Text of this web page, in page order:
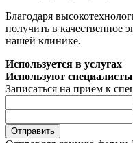
Благодаря
получить в качественное
нашей клинике.
Используется в услугах
Используют специалисты
Записаться на прием к
Отправить